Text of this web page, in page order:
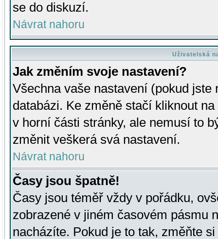
se do diskuzí.
Návrat nahoru
Uživatelská
Jak změním svoje nastavení?
Všechna vaše nastavení (pokud
databázi. Ke změně stačí kliknout
v horní části stránky, ale nemusí to
změnit veškerá svá nastavení.
Návrat nahoru
Časy jsou špatně!
Časy jsou téměř vždy v pořádku,
zobrazené v jiném časovém pásmu
nacházíte. Pokud je to tak, změňte